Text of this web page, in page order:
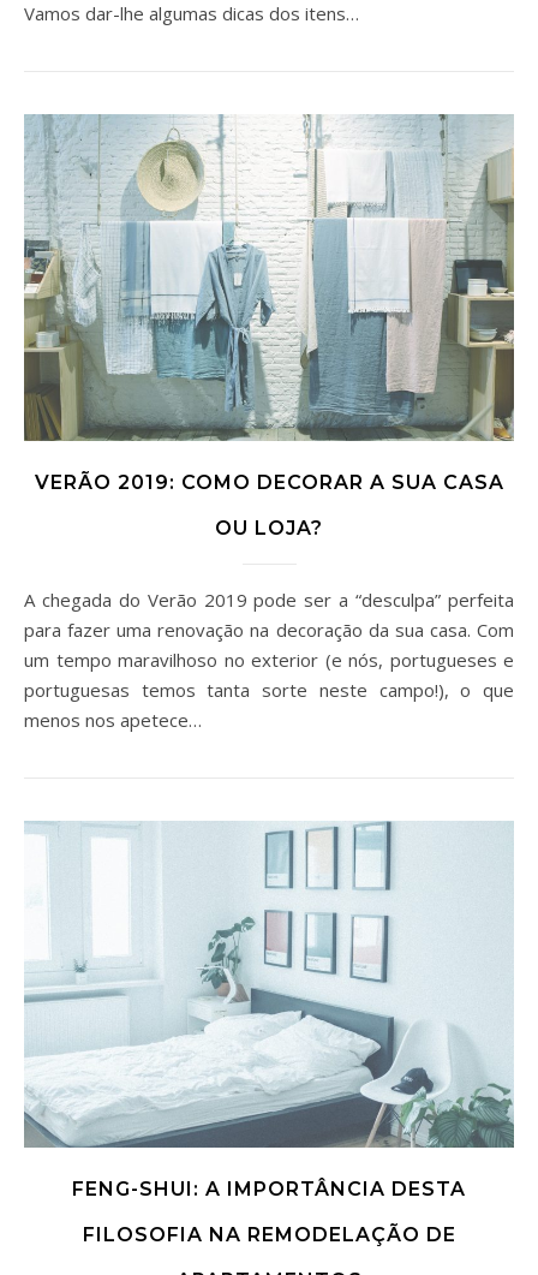
Vamos dar-lhe algumas dicas dos itens…
VERÃO 2019: COMO DECORAR A SUA CASA
OU LOJA?
A chegada do Verão 2019 pode ser a “desculpa” perfeita
para fazer uma renovação na decoração da sua casa. Com
um tempo maravilhoso no exterior (e nós, portugueses e
portuguesas temos tanta sorte neste campo!), o que
menos nos apetece…
FENG-SHUI: A IMPORTÂNCIA DESTA
FILOSOFIA NA REMODELAÇÃO DE